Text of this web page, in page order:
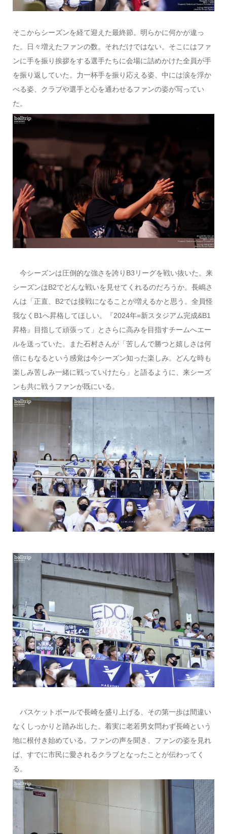
そこからシーズンを経て迎えた最終節。明らかに何かが違っ
た。日々増えたファンの数。それだけではない。そこにはファ
ンに手を振り挨拶をする選手たちに会場に詰めかけた全員が手
を振り返していた。力一杯手を振り応える姿、中には涙を浮か
べる姿、クラブや選手と心を通わせるファンの姿が写ってい
た。
今シーズンは圧倒的な強さを誇りB3リーグを戦い抜いた。来
シーズンはB2でどんな戦いを見せてくれるのだろうか。長嶋さ
んは「正直、B2では接戦になることが増えるかと思う。全員怪
我なくB1へ昇格してほしい。『2024年=新スタジアム完成&B1
昇格』目指して頑張って」とさらに高みを目指すチームへエー
ルを送っていた。また石村さんが「苦しんで勝つと嬉しさは何
倍にもなるという感覚は今シーズン知った楽しみ。どんな時も
楽しみ苦しみ一緒に戦っていけたら」と語るように、来シーズ
ンも共に戦うファンが既にいる。
バスケットボールで長崎を盛り上げる、その第一歩は間違い
なくしっかりと踏み出した。着実に老若男女問わず長崎という
地に根付き始めている。ファンの声を聞き、ファンの姿を見れ
ば、すでに市民に愛されるクラブとなったことが伝わってく
る。